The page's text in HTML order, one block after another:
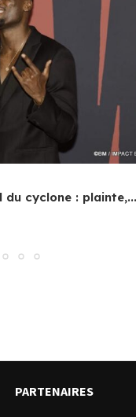
du cyclone : plainte,...
PARTENAIRES